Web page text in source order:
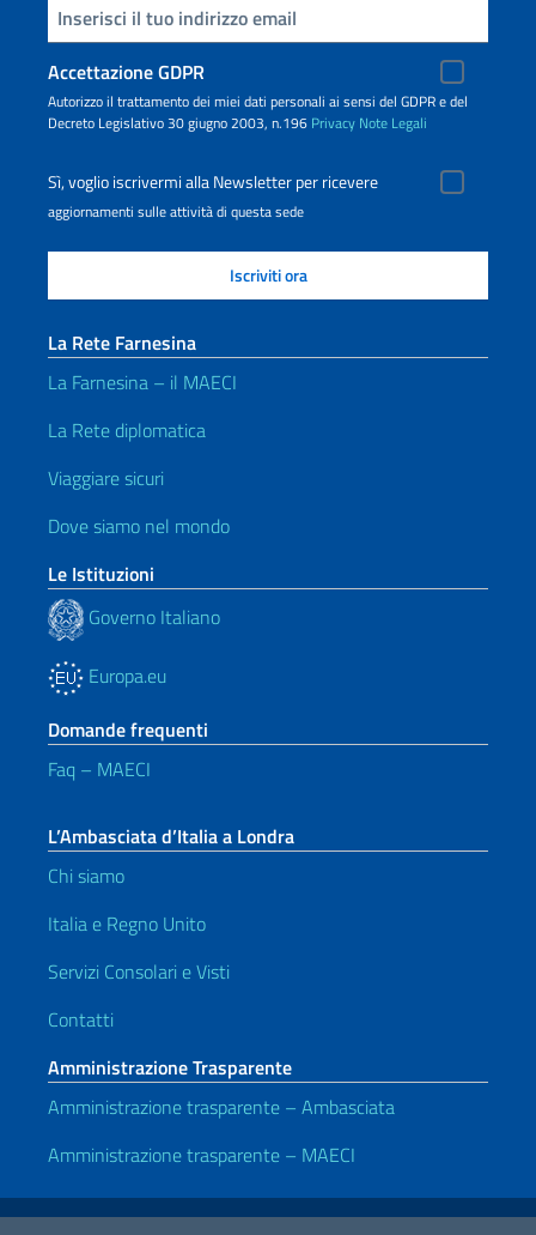
Inserisci la tua email
Accettazione GDPR
Autorizzo il trattamento dei miei dati personali ai sensi del GDPR e del
Decreto Legislativo 30 giugno 2003, n.196 Privacy Note Legali
Sì, voglio iscrivermi alla Newsletter per ricevere
aggiornamenti sulle attività di questa sede
La Rete Farnesina
La Farnesina – il MAECI
La Rete diplomatica
Viaggiare sicuri
Dove siamo nel mondo
Le Istituzioni
Governo Italiano
Europa.eu
Domande frequenti
Faq – MAECI
L’Ambasciata d’Italia a Londra
Chi siamo
Italia e Regno Unito
Servizi Consolari e Visti
Contatti
Amministrazione Trasparente
Amministrazione trasparente – Ambasciata
Amministrazione trasparente – MAECI
Link Utili